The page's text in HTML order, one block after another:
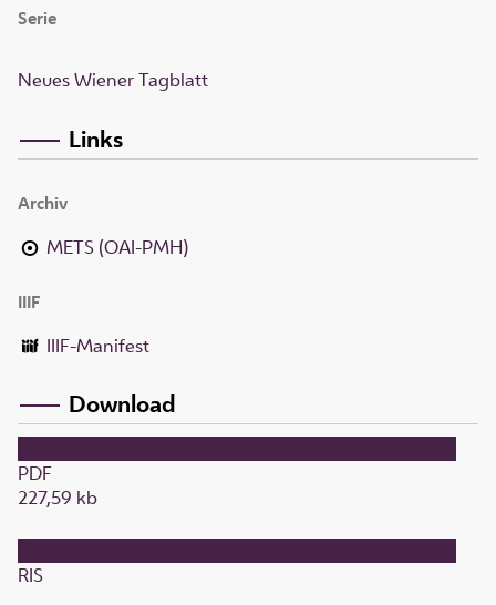
Serie
Neues Wiener Tagblatt
Links
Archiv
METS (OAI-PMH)
IIIF
IIIF-Manifest
Download
PDF
227,59 kb
RIS